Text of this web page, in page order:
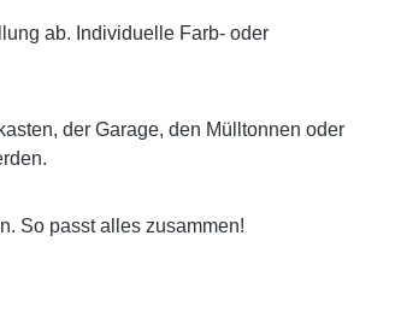
ab. Individuelle Farb- oder
der Garage, den Mülltonnen oder
So passt alles zusammen!